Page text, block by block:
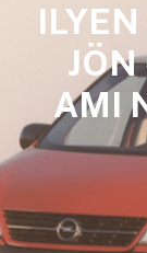
JÖN
AMI